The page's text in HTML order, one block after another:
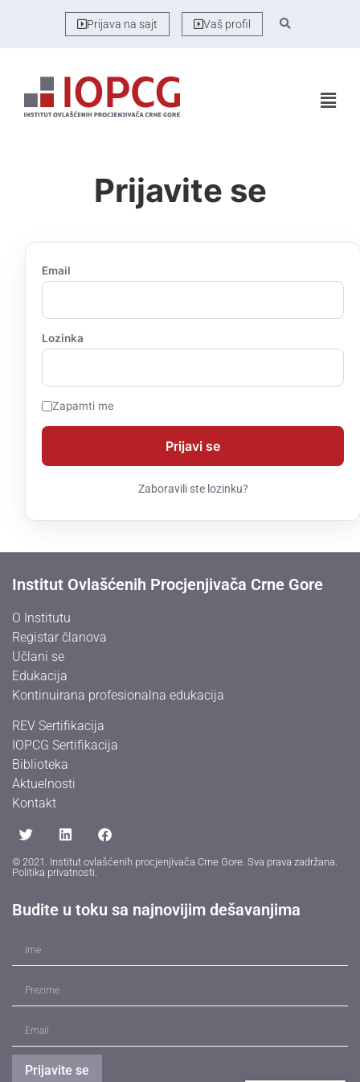
Prijava na sajt Vaš profil
Prijavite se
Email
Lozinka
Zapamti me
Zaboravili ste lozinku?
Institut Ovlašćenih Procjenjivača Crne Gore
O Institutu
Registar članova
Učlani se
Edukacija
Kontinuirana profesionalna edukacija
REV Sertifikacija
IOPCG Sertifikacija
Biblioteka
Aktuelnosti
Kontakt
© 2021. Institut ovlašćenih procjenjivača Crne Gore. Sva prava zadržana.
Politika privatnosti
Budite u toku sa najnovijim dešavanjima
Prijavite se